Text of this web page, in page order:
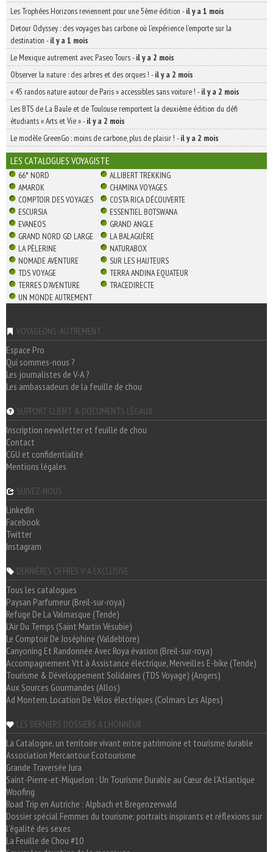
Les Trophées Horizons reviennent pour une 5ème édition -il y a 1 mois
Detour Odyssey : des voyages bas carbone où l’expérience l’emporte sur la
destination -il y a 1 mois
Le Mexique autrement avec Paseo Tours-il y a 2 mois
Observer la nature : des arbres et des orques ! -il y a 2 mois
« 45 randos nature autour de Paris » accessibles sans voiture ! -il y a 2 mois
Les BTS de La Baule et de Toulouse remportent la deuxième édition du défi
étudiants « Arts et Vie »-il y a 2 mois
Le modèle GreenGo : moins de carbone, plus de plaisir ! -il y a 2 mois
LES CATALOGUES VOYAGISTE
66° NORD
ALLIBERT TREKKING
AMAROK
CHAMINA VOYAGES
COMPTOIR DES VOYAGES
COSTA RICA DÉCOUVERTE
ESCURSIA
ESSENTIEL BOTSWANA
EVANEOS
GRAND ANGLE
GRAND NORD GD LARGE
LA BALAGUÈRE
LA PÈLERINE
NATURABOX
NOMADE AVENTURE
SUR LES HAUTEURS
TDS VOYAGE
TERRA ANDINA EQUATEUR
TERRES D'AVENTURE
TRACEDIRECTE
UN MONDE AUTREMENT
VOYAGEONS-AUTREMENT
Espace Pro
Qui sommes-nous ?
Les journalistes de V-A ?
Les ambassadeurs de la feuille de chou
SUPPORT CLIENT & DOCUMENTS LÉGAUX
Inscription newsletter et feuille de chou
Contact
CGU et confidentialité
Mentions légales
SUIVEZ-NOUS
LinkedIn
Facebook
Twitter
Instagram
DERNIÈRES OFFRES V-A EXCLUSIVE
Tous les catalogues
Paysan Parfumeur (Breil-sur-roya)
Refuge De La Valmasque (Tende)
L'Air Du Temps (Saint Martin Vésubie)
Le Comptoir De Joséphine (Valdeblore)
Canyoning Et Randonnée Avec Roya évasion (Breil-sur-roya)
Accompagnement Vtt à Assistance électrique, Merveilles E-bike (Tende)
Tourisme & Développement Solidaires (TDS Voyage) (Angers)
Aux Sources Gourmandes (Allos)
Ad Montem, Location De Vélos électriques (Colmars Les Alpes)
LES DERNIERS DOSSIERS A L'HONNEUR
La Catalogne, un territoire vivant entre patrimoine et tourisme durable
Association Mercantour Ecotourisme
Grande Traversée Jura
Saint-Pierre-et-Miquelon : Un Tourisme Durable au Cœur de l'Atlantique
Woofing
Road Trip en Autriche : Alpbach et Bregenzerwald
Dossier spécial Femmes du tourisme: portraits inspirants et réflexions sur
l'égalité des sexes
La Feuille de Chou #10